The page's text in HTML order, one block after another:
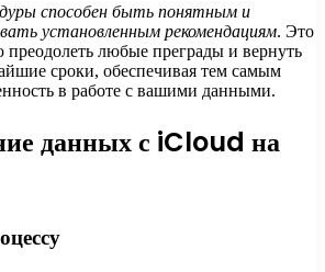
способен быть понятным и
установленным рекомендациям. Это
преодолеть любые преграды и вернуть
сроки, обеспечивая тем самым
в работе с вашими данными.
данных с iCloud на